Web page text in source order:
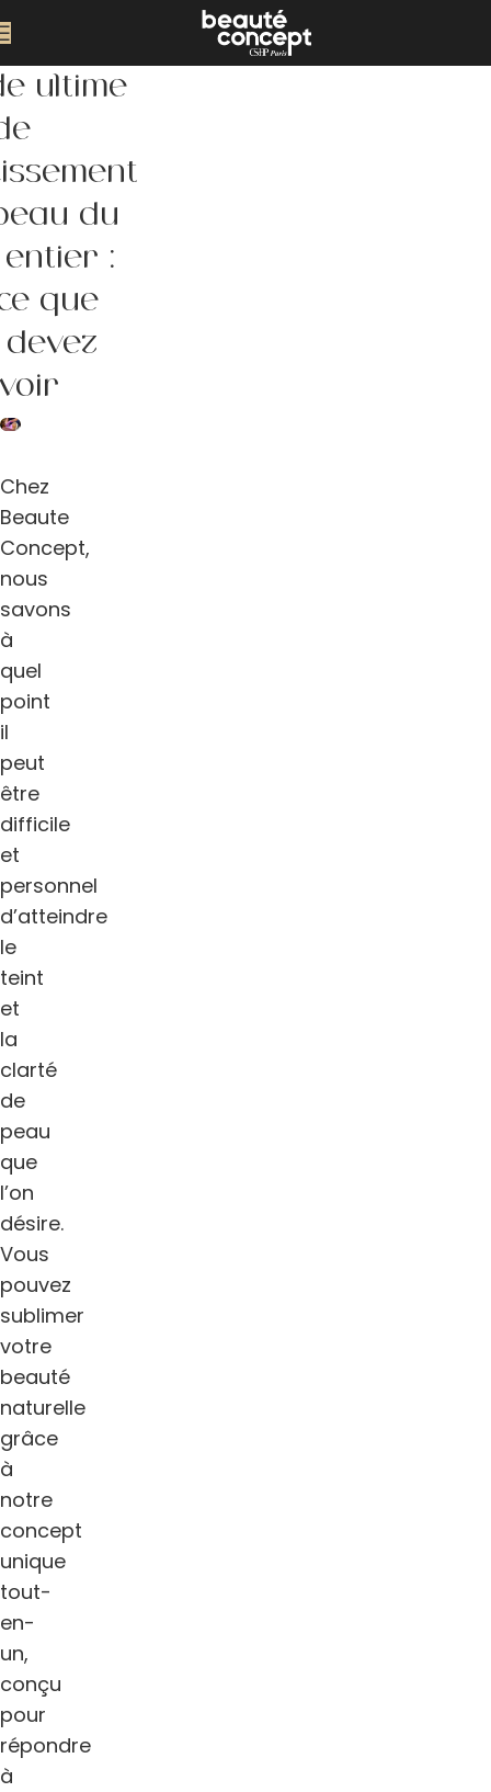
ultime
du
:
que
Chez
Beaute
Concept,
nous
savons
à
quel
point
il
peut
être
difficile
et
personnel
d’atteindre
le
teint
et
la
clarté
de
peau
que
l’on
désire.
Vous
pouvez
sublimer
votre
beauté
naturelle
grâce
à
notre
concept
unique
tout-
en-
un,
conçu
pour
répondre
à